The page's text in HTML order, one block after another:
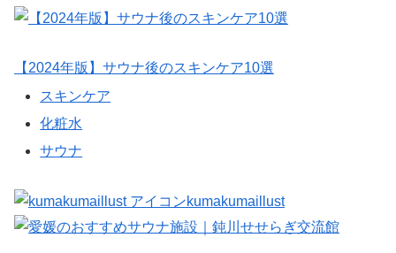
【2024年版】サウナ後のスキンケア10選
スキンケア
化粧水
サウナ
kumakumaillust